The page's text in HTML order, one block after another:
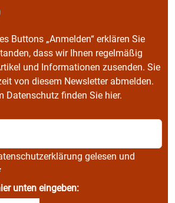
Buttons „Anmelden“ erklären Sie
dass wir Ihnen regelmäßig
und Informationen zusenden. Sie
von diesem Newsletter abmelden.
Datenschutz finden Sie hier.
gelesen und
unten eingeben: